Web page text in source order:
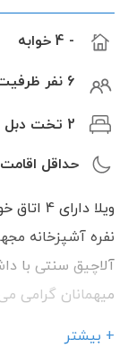
- 4 خوابه
6 نفر ظرفیت اقامتگاه
2 تخت دبل - 3 تخت سینگل
حداقل اقامت
آلاچیق سنتی با
میهمانان گرامی
+ بیشتر